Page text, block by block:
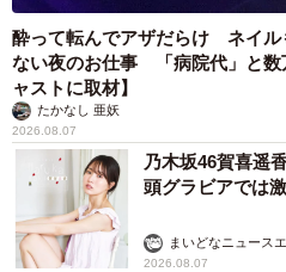
酔って転んでアザだらけ ネイ
ない夜のお仕事 「病院代」と数
ャストに取材】
たかなし 亜妖
2026.08.07
乃木坂46賀喜
頭グラビアでは
まいどなニュース
2026.08.07